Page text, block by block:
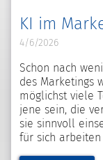
KI im
4/6/2026
Schon nach
des Marketings
möglichst viele
jene sein, die
sie sinnvoll
für sich arbeiten